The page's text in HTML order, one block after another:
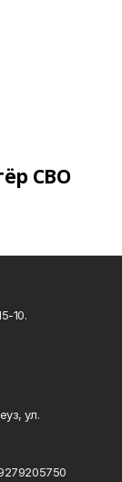
СВО
10.
ул.